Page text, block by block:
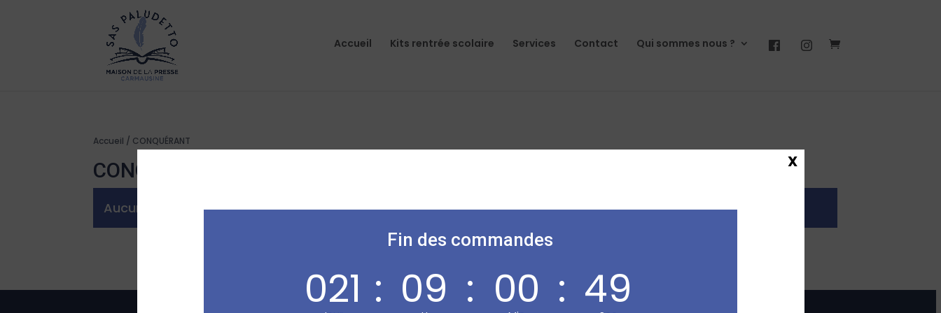
Accueil Kits rentrée scolaire Services Contact Qui sommes nous ?
Accueil / CONQUÉRANT
CONQUÉRANT
Aucun produit ne correspond à votre sélection.
Fin des commandes
021 : 09 : 00 : 48
X